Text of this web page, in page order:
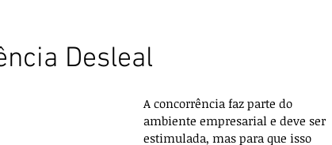
Desleal
A concorrência faz parte do
ambiente empresarial e deve ser
estimulada, mas para que isso